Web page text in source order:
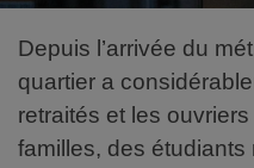
Depuis l’arrivée du
quartier a
retraités et les
familles, des